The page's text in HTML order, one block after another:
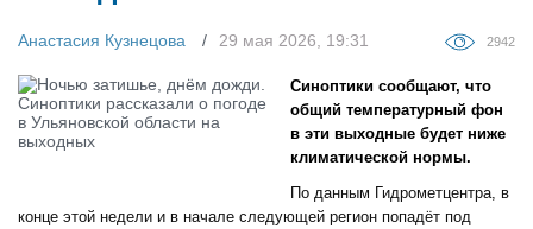
Анастасия Кузнецова 29 мая 2026, 19:31 2942
Синоптики сообщают, что
общий температурный фон
в эти выходные будет ниже
климатической нормы.
По данным Гидрометцентра, в
конце этой недели и в начале следующей регион попадёт под